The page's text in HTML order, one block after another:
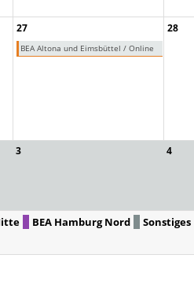
27
BEA Altona und Eimsbüttel / Online
28
3 4
BEA Hamburg Nord Sonstiges